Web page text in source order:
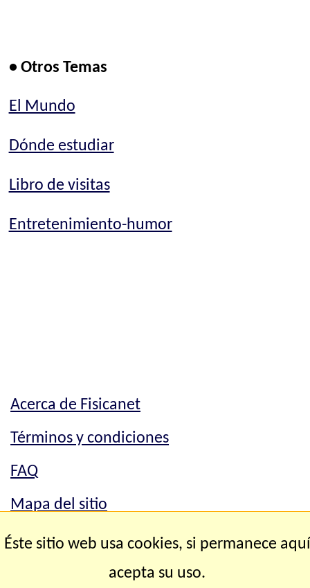
• Otros Temas
El Mundo
Dónde estudiar
Libro de visitas
Entretenimiento-humor
Acerca de Fisicanet
Términos y condiciones
FAQ
Mapa del sitio
Mapa del sitio
Éste sitio web usa cookies, si permanece aquí
acepta su uso.